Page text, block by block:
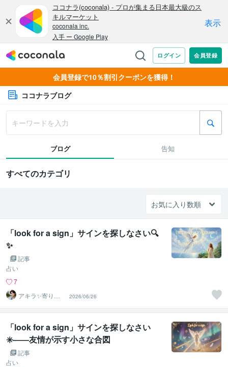
会員登録で10％割引クーポンを獲得！
ココナラブログ
ブログ 告知
すべてのカテゴリ
「look for a sign」サインを探しなさい🔍
✨
記事
占い
7
アキラ✨寄り添
う聴き手 迷い不
安の相談室
2026/06/26
「look for a sign」サインを探しなさい
✳️――友情が示す小さな合図
記事
占い